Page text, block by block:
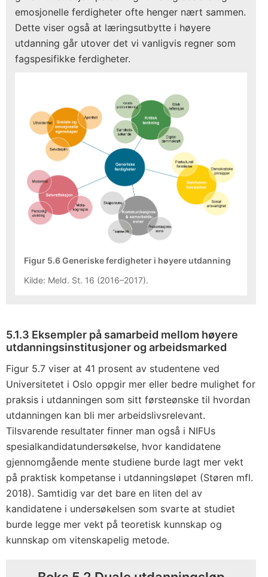
emosjonelle ferdigheter ofte henger nært sammen.
Dette viser også at læringsutbytte i høyere
utdanning går utover det vi vanligvis regner som
fagspesifikke ferdigheter.
Figur 5.6 Generiske ferdigheter i høyere utdanning
Kilde: Meld. St. 16 (2016–2017).
5.1.3 Eksempler på samarbeid mellom høyere
utdanningsinstitusjoner og arbeidsmarked
Figur 5.7 viser at 41 prosent av studentene ved
Universitetet i Oslo oppgir mer eller bedre mulighet for
praksis i utdanningen som sitt førsteønske til hvordan
utdanningen kan bli mer arbeidslivsrelevant.
Tilsvarende resultater finner man også i NIFUs
spesialkandidatundersøkelse, hvor kandidatene
gjennomgående mente studiene burde lagt mer vekt
på praktisk kompetanse i utdanningsløpet (Støren mfl.
2018). Samtidig var det bare en liten del av
kandidatene i undersøkelsen som svarte at studiet
burde legge mer vekt på teoretisk kunnskap og
kunnskap om vitenskapelig metode.